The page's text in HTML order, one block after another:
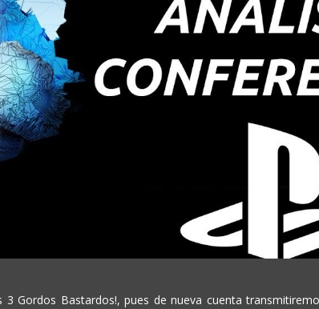
3 Gordos Bastardos!, pues de nueva cuenta